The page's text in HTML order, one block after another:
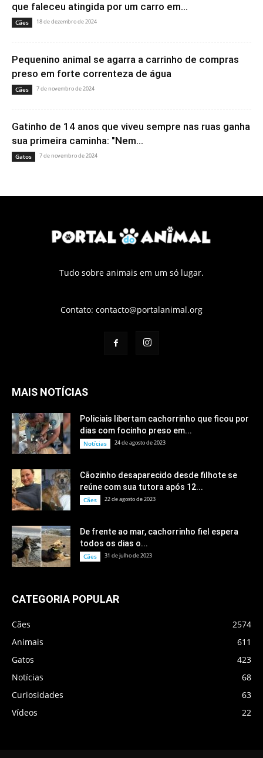
que faleceu atingida por um carro em...
Cães 18 de dezembro de 2024
Pequenino animal se agarra a carrinho de compras
preso em forte correnteza de água
Cães 7 de novembro de 2024
Gatinho de 14 anos que viveu sempre nas ruas ganha
sua primeira caminha: "Nem...
Gatos 7 de novembro de 2024
Tudo sobre animais em um só lugar.
Contato: contacto@portalanimal.org
MAIS NOTÍCIAS
Policiais libertam cachorrinho que ficou por
dias com focinho preso em...
Notícias 24 de agosto de 2023
Cãozinho desaparecido desde filhote se
reúne com sua tutora após 12...
Cães 22 de agosto de 2023
De frente ao mar, cachorrinho fiel espera
todos os dias o...
Cães 31 de julho de 2023
CATEGORIA POPULAR
Cães
2574
Animais
611
Gatos
423
Notícias
68
Curiosidades
63
Vídeos
22